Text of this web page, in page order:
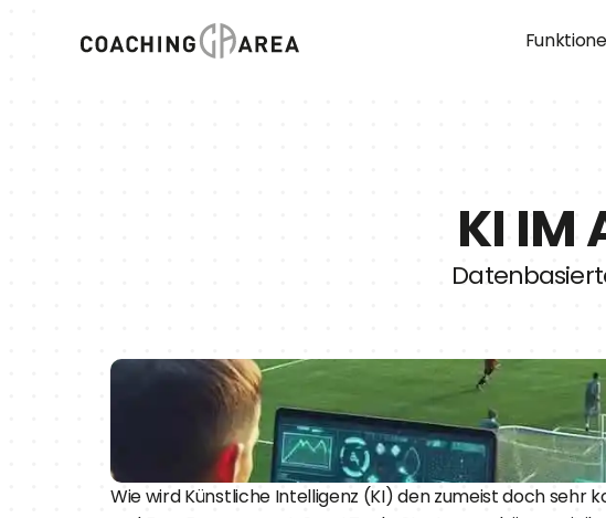
KI IM
Wie wird Künstliche Intelligenz (KI) den zumeist doch sehr